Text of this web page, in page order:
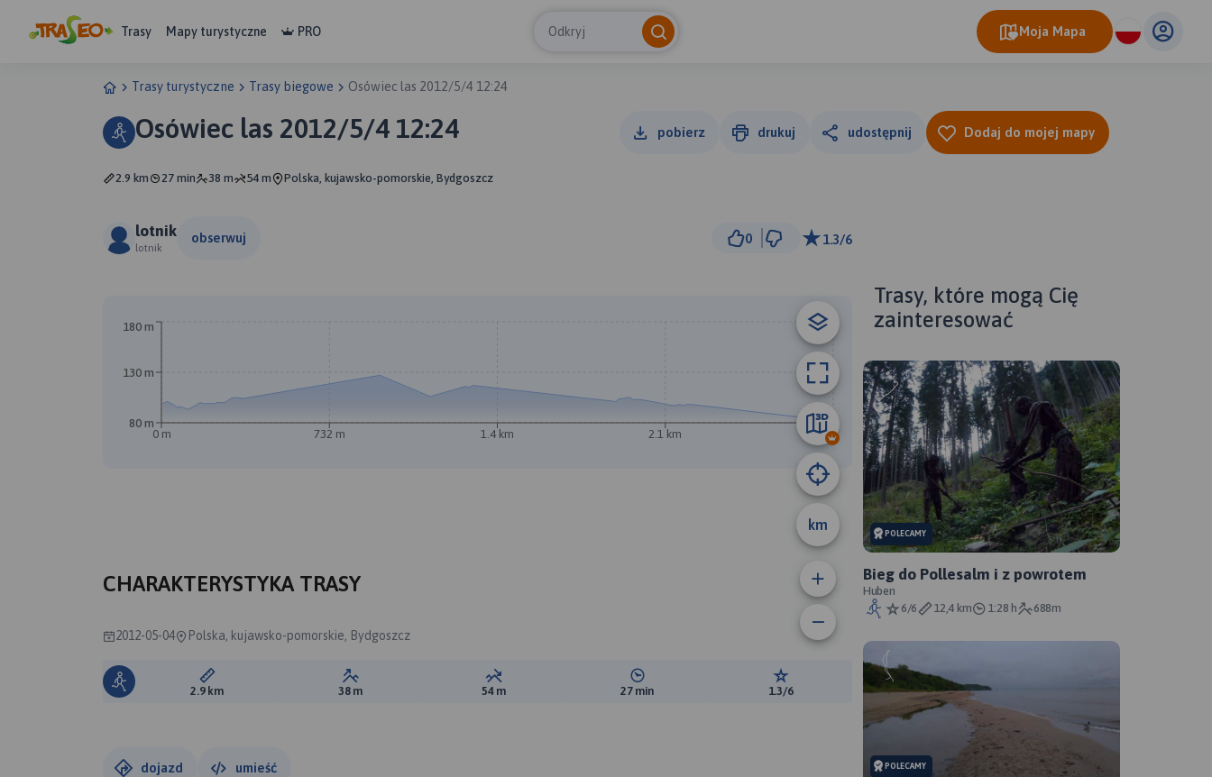
Trasy Mapy turystyczne PRO Odkryj Moja Mapa
Trasy turystyczne Trasy biegowe Osówiec las 2012/5/4 12:24
Osówiec las 2012/5/4 12:24 pobierz drukuj udostępnij Dodaj do mojej mapy
2.9 km 27 min 38 m 54 m Polska, kujawsko-pomorskie, Bydgoszcz
lotnik
lotnik
obserwuj 0 1.3/6
A
km
0 m 732 m 1.4 km 2.1 km 2.9 km
80 m
130 m
180 m
CHARAKTERYSTYKA TRASY
2012-05-04 Polska, kujawsko-pomorskie, Bydgoszcz
Długość trasy:
2.9 km Suma przewyższeń:
38 m Suma spadków:
54 m Średni czas potrzebny na pokonanie trasy:
27 min Ocena trasy:
1.3/6
dojazd umieść
Trasy, które mogą Cię
zainteresować
POLECAMY
Bieg do Pollesalm i z powrotem
Huben
6/6
12,4 km 1:28 h 688m
POLECAMY